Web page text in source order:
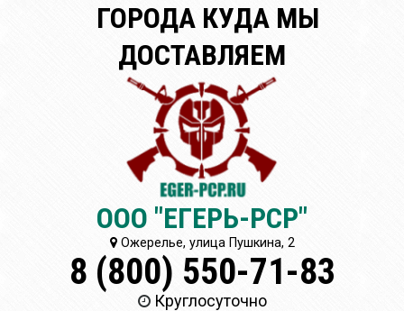
ГОРОДА КУДА МЫ
ДОСТАВЛЯЕМ
ООО "ЕГЕРЬ-РСР"
Ожерелье, улица Пушкина, 2
8 (800) 550-71-83
Круглосуточно